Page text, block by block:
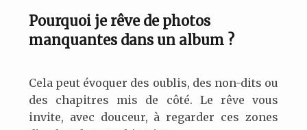
Pourquoi je rêve de photos
manquantes dans un album ?
Cela peut évoquer des oublis, des non-dits ou
des chapitres mis de côté. Le rêve vous
invite, avec douceur, à regarder ces zones